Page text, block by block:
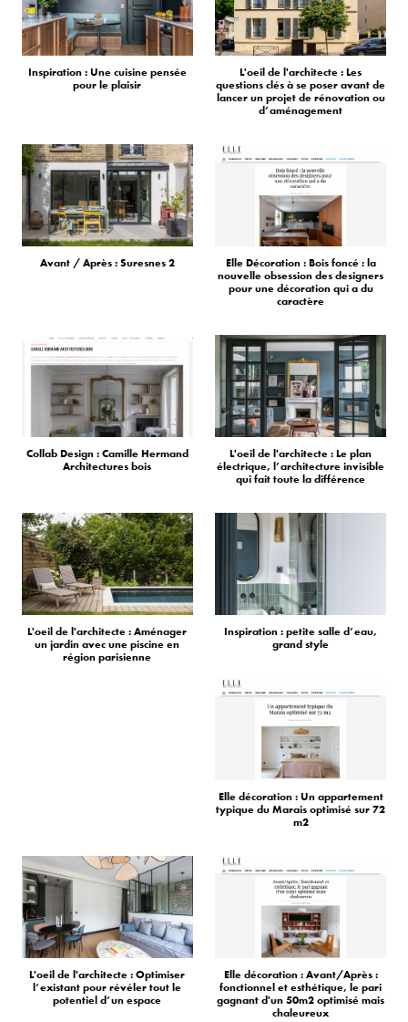
Inspiration : Une cuisine pensée
pour le plaisir
L'oeil de l'architecte : Les
questions clés à se poser avant de
lancer un projet de rénovation ou
d’aménagement
Avant / Après : Suresnes 2
Elle Décoration : Bois foncé : la
nouvelle obsession des designers
pour une décoration qui a du
caractère
Collab Design : Camille Hermand
Architectures bois
L'oeil de l'architecte : Le plan
électrique, l’architecture invisible
qui fait toute la différence
L'oeil de l'architecte : Aménager
un jardin avec une piscine en
région parisienne
Inspiration : petite salle d’eau,
grand style
Elle décoration : Un appartement
typique du Marais optimisé sur 72
m2
L'oeil de l'architecte : Optimiser
l’existant pour révéler tout le
potentiel d’un espace
Elle décoration : Avant/Après :
fonctionnel et esthétique, le pari
gagnant d'un 50m2 optimisé mais
chaleureux